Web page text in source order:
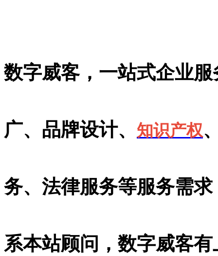
数字威客，一站式企业
广、品牌设计、 知识产权
务、法律服务等服务需
系本站顾问，数字威客